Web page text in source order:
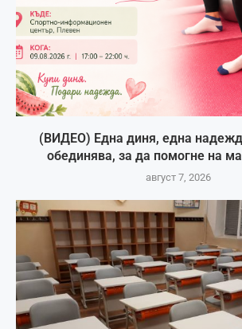
(ВИДЕО) Една диня, една
обединява, за да помогне на
август 7, 2026